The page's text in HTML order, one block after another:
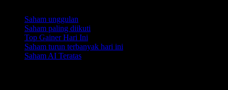
Saham unggulan
Saham paling diikuti
Top Gainer Hari Ini
Saham turun terbanyak hari ini
Saham AI Teratas